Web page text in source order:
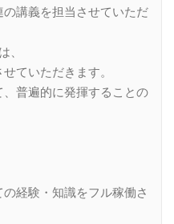
講義を担当させていただ
、
ていただきます。
普遍的に発揮することの
経験・知識をフル稼働さ